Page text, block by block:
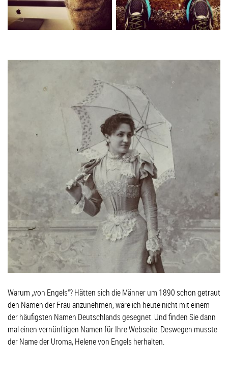
Warum „von Engels“? Hätten sich die Männer um 1890 schon getraut
den Namen der Frau anzunehmen, wäre ich heute nicht mit einem
der häufigsten Namen Deutschlands gesegnet. Und finden Sie dann
mal einen vernünftigen Namen für Ihre Webseite. Deswegen musste
der Name der Uroma, Helene von Engels herhalten.